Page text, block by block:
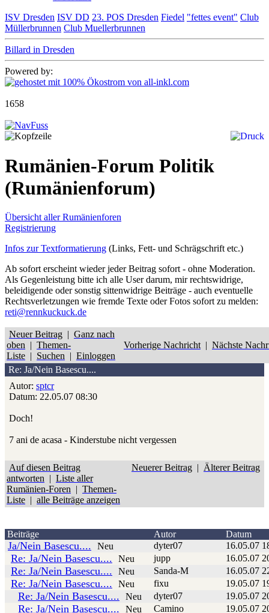
ISV Dresden ISV DD 23. POS Dresden Fiedel "fettes event" Club
Müllerbrunnen Club Muellerbrunnen
Billard in Dresden
Powered by:
1658
Rumänien-Forum Politik
(Rumänienforum)
Übersicht aller Rumänienforen
Registrierung
Infos zur Textformatierung (Links, Fett- und Schrägschrift etc.)
Ab sofort erscheint wieder jeder Beitrag sofort - ohne Moderation.
Als Gegenleistung bitte ich alle User darum, mir rechtswidrige,
beleidigende oder sonstig sittenwidrige Beiträge - auch eventuelle
Rechtsverletzungen wie fremde Texte oder Fotos sofort zu melden:
reti@rennkuckuck.de
Neuer Beitrag | Ganz nach
oben | Themen-
Liste | Suchen | Einloggen
Vorherige Nachricht | Nächste
Re: Ja/Nein Basescu....
Autor: sptcr
Datum: 22.05.07 08:30
Doch!
7 ani de acasa - Kinderstube nicht vergessen
Auf diesen Beitrag
antworten | Liste aller
Rumänien-Foren | Themen-
Liste | alle Beiträge anzeigen
Neuerer Beitrag | Älterer Beitrag
Beiträge Autor Datum
Ja/Nein Basescu.... Neu dyter07 16.05.07
Re: Ja/Nein Basescu.... Neu jupp 16.05.07
Re: Ja/Nein Basescu.... Neu Sanda-M 16.05.07
Re: Ja/Nein Basescu.... Neu fixu 19.05.07
Re: Ja/Nein Basescu.... Neu dyter07 19.05.07
Re: Ja/Nein Basescu.... Neu Camino 19.05.07